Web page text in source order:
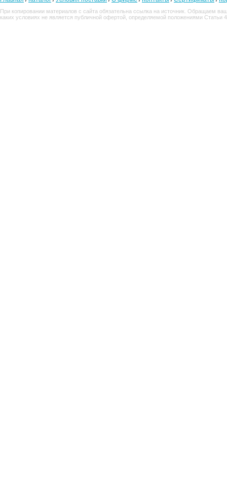
При копировании материалов с сайта обязательна ссылка на источник. Обращаем
каких условиях не является публичной офертой, определяемой положениями Статьи